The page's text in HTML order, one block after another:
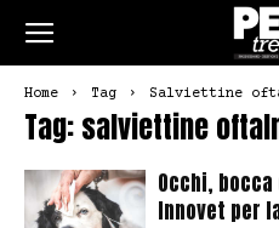
Home Tag Salviettine
Tag: salviettine
Occhi,
Innovet per